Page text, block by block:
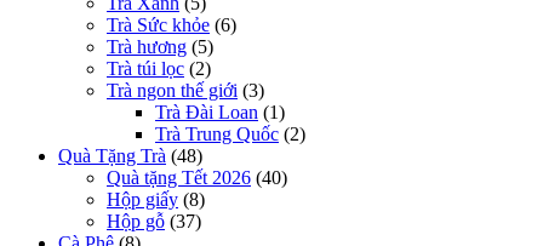
Trà Sức khỏe (6)
Trà hương (5)
Trà túi lọc (2)
Trà ngon thế giới (3)
Trà Đài Loan (1)
Trà Trung Quốc (2)
Quà Tặng Trà (48)
Quà tặng Tết 2026 (40)
Hộp giấy (8)
Hộp gỗ (37)